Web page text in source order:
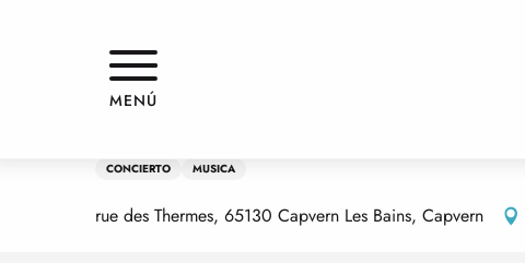
MENÚ
Viernes 28 agosto de 20:30 a 22:00
CONCIERTO MUSICA
rue des Thermes, 65130 Capvern Les Bains, Capvern